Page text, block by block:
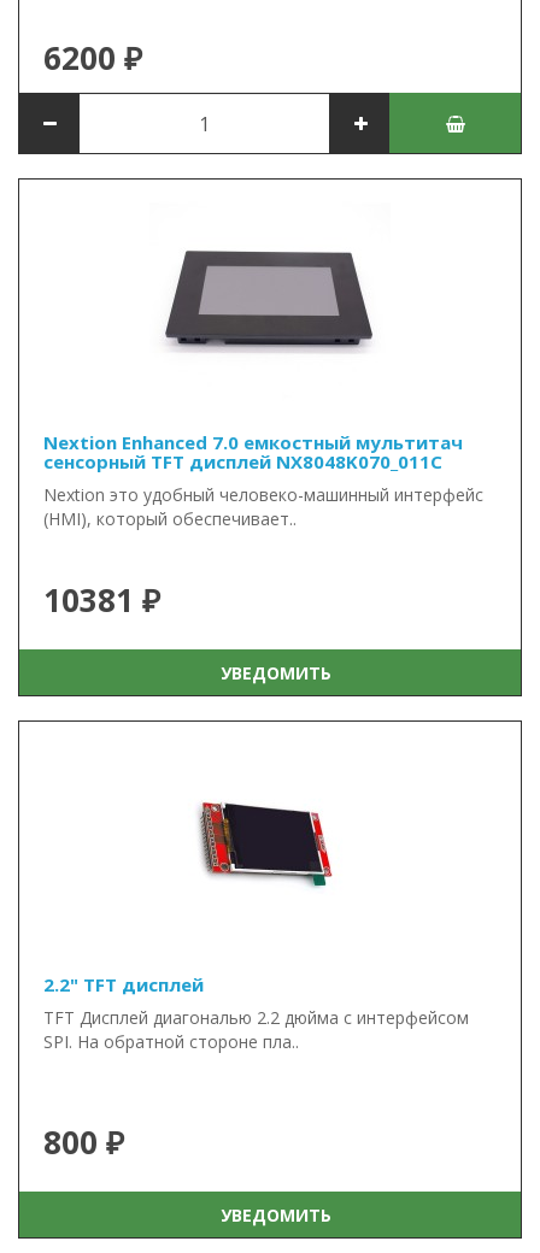
6200 ₽
Nextion Enhanced 7.0 емкостный мультитач
сенсорный TFT дисплей NX8048K070_011C
Nextion это удобный человеко-машинный интерфейс
(HMI), который обеспечивает..
10381 ₽
УВЕДОМИТЬ
2.2" TFT дисплей
TFT Дисплей диагональю 2.2 дюйма с интерфейсом
SPI. На обратной стороне пла..
800 ₽
УВЕДОМИТЬ